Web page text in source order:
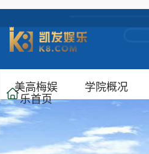
美高梅娱
乐首页
学院概况